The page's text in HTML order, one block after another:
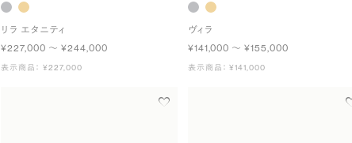
リラ エタニティ
¥227,000 〜 ¥244,000
表示商品： ¥227,000
ヴィラ
¥141,000 〜 ¥155,000
表示商品： ¥141,000